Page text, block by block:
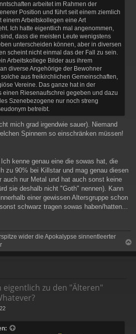
arbeitet im Rahmen der
Position und führt seit einem ziemlich
Arbeitskollegen eine Art
Ich hatte eigentlich mal angenommen,
dass die meisten Leute wenigstens
unterscheiden können, aber in diversen
scheint nicht einmal das der Fall zu sein.
Arbeitskollege Bilder aus ihrem
diverse Angehörige der Bewohner
aus freikirchlichen Gemeinschaften,
Vereine. Das ganze hat in der
einen Riesenaufschrei gegeben und dazu
Szenebezogene nur noch streng
betreibt.
mich grad irgendwie sauer). Niemand
Spinnern so einschränken müssen!
kenne genau eine die sowas hat, die
zu 90% bei Killstar und mag genau diesen
auch nur Metal und hat auch sonst keine
sie deshalb nicht "Goth" nennen). Kann
einer gewissen Altersgruppe schon
schwarz tragen sowas haben/hatten...
wider die Apokalypse sinnentleerter
a
eigentlich zu den "Älteren"